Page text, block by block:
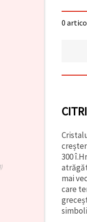
0
300
mai
care